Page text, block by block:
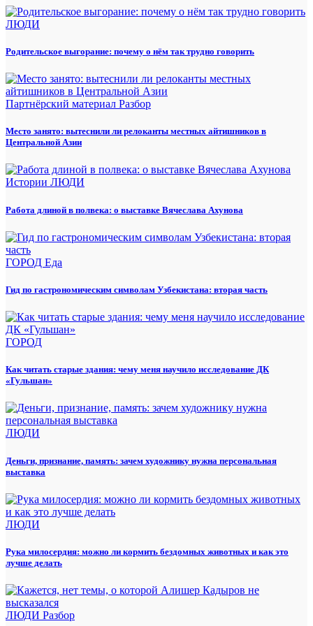
ЛЮДИ
Родительское выгорание: почему о нём так трудно говорить
Партнёрский материал Разбор
Место занято: вытеснили ли релоканты местных айтишников в
Центральной Азии
Истории ЛЮДИ
Работа длиной в полвека: о выставке Вячеслава Ахунова
ГОРОД Еда
Гид по гастрономическим символам Узбекистана: вторая часть
ГОРОД
Как читать старые здания: чему меня научило исследование ДК
«Гульшан»
ЛЮДИ
Деньги, признание, память: зачем художнику нужна персональная
выставка
ЛЮДИ
Рука милосердия: можно ли кормить бездомных животных и как это
лучше делать
ЛЮДИ Разбор